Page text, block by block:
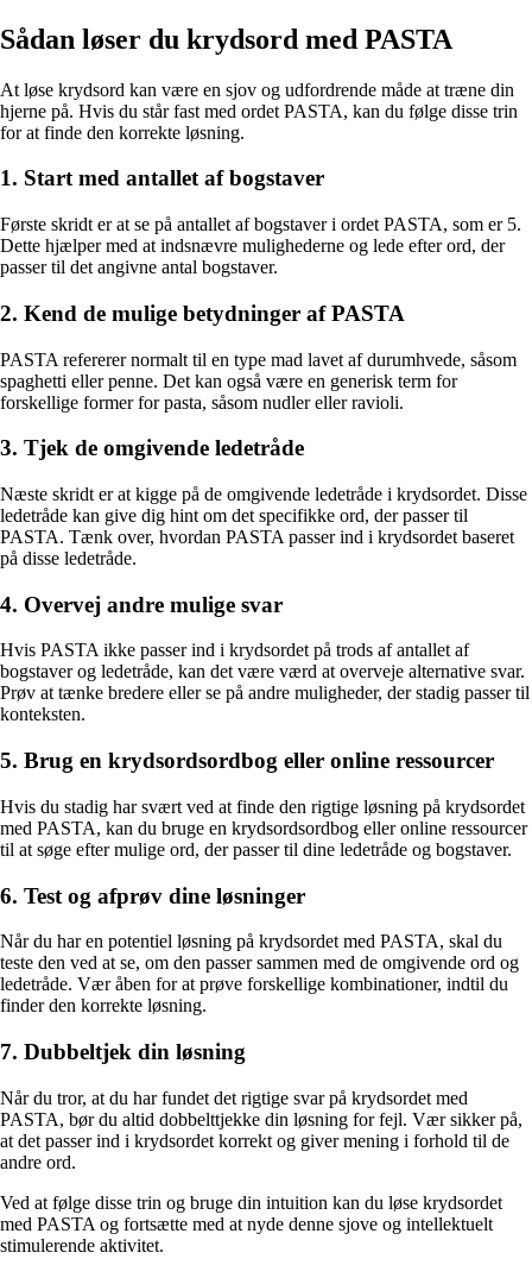
Sådan løser du krydsord med PASTA
At løse krydsord kan være en sjov og udfordrende måde at træne din
hjerne på. Hvis du står fast med ordet PASTA, kan du følge disse trin
for at finde den korrekte løsning.
1. Start med antallet af bogstaver
Første skridt er at se på antallet af bogstaver i ordet PASTA, som er 5.
Dette hjælper med at indsnævre mulighederne og lede efter ord, der
passer til det angivne antal bogstaver.
2. Kend de mulige betydninger af PASTA
PASTA refererer normalt til en type mad lavet af durumhvede, såsom
spaghetti eller penne. Det kan også være en generisk term for
forskellige former for pasta, såsom nudler eller ravioli.
3. Tjek de omgivende ledetråde
Næste skridt er at kigge på de omgivende ledetråde i krydsordet. Disse
ledetråde kan give dig hint om det specifikke ord, der passer til
PASTA. Tænk over, hvordan PASTA passer ind i krydsordet baseret
på disse ledetråde.
4. Overvej andre mulige svar
Hvis PASTA ikke passer ind i krydsordet på trods af antallet af
bogstaver og ledetråde, kan det være værd at overveje alternative svar.
Prøv at tænke bredere eller se på andre muligheder, der stadig passer til
konteksten.
5. Brug en krydsordsordbog eller online ressourcer
Hvis du stadig har svært ved at finde den rigtige løsning på krydsordet
med PASTA, kan du bruge en krydsordsordbog eller online ressourcer
til at søge efter mulige ord, der passer til dine ledetråde og bogstaver.
6. Test og afprøv dine løsninger
Når du har en potentiel løsning på krydsordet med PASTA, skal du
teste den ved at se, om den passer sammen med de omgivende ord og
ledetråde. Vær åben for at prøve forskellige kombinationer, indtil du
finder den korrekte løsning.
7. Dubbeltjek din løsning
Når du tror, at du har fundet det rigtige svar på krydsordet med
PASTA, bør du altid dobbelttjekke din løsning for fejl. Vær sikker på,
at det passer ind i krydsordet korrekt og giver mening i forhold til de
andre ord.
Ved at følge disse trin og bruge din intuition kan du løse krydsordet
med PASTA og fortsætte med at nyde denne sjove og intellektuelt
stimulerende aktivitet.